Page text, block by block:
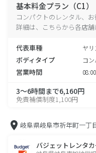
基本料金プラン（C1）
コンパクトのレンタル、
詳細は、こちらから各店舗
代表車種 ヤ
ボディタイプ コ
営業時間
3～6時間まで6,160円
免責補償制度1,100円
岐阜県岐阜市祈年町一丁
バジェットレンタ